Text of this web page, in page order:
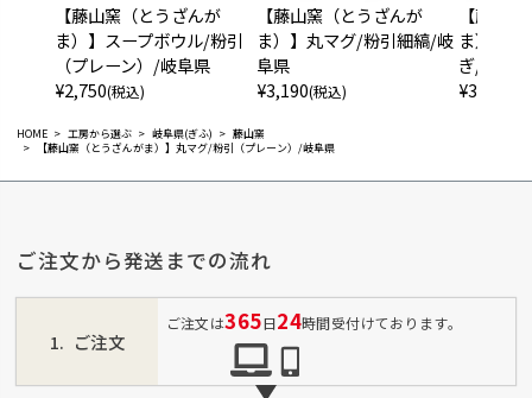
HOME 工房から選ぶ 岐阜県(ぎふ)
藤山窯
【藤山窯（とうざんがま）】丸マグ/粉引（プレーン）/岐阜県
【藤山窯（とうざんが
ま）】スープボウル/粉引
（プレーン）/岐阜県
¥2,750(税込)
【藤山窯（とうざんが
ま）】丸マグ/粉引細縞/岐
阜県
¥3,190(税込)
【藤山
ま）】
ぎ/岐阜県
¥3,190
ご注文から発送までの流れ
ご注文
ご注文は365日24時間受付けております。